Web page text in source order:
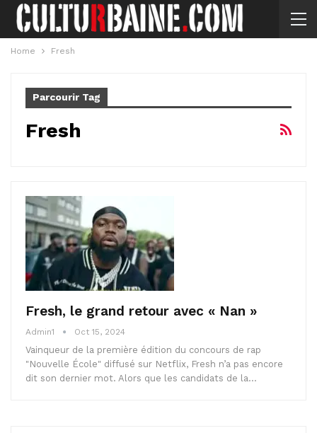
Home Fresh
Parcourir Tag
Fresh
Fresh, le grand retour avec « Nan »
Admin1 Oct 15, 2024
Vainqueur de la première édition du concours de rap
"Nouvelle École" diffusé sur Netflix, Fresh n’a pas encore
dit son dernier mot. Alors que les candidats de la…